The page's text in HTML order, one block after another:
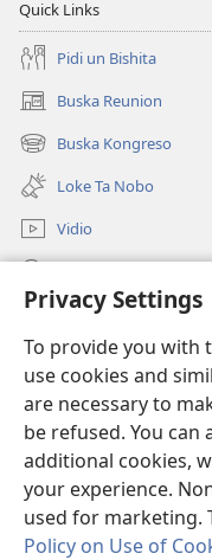
Privacy Settings
To provide you with
use cookies and
are necessary to
be refused. You can
additional cookies,
your experience.
used for marketing.
Policy on Use of
Quick Links
Pidi un Bishita
Buska Reunion
(opens
new
window)
Buska Kongreso
(opens
new
window)
Loke Ta Nobo
Vidio
(opens
window)BIBLIOTEKA
(opens
new
window)JW Hub ®
(opens
new
window)